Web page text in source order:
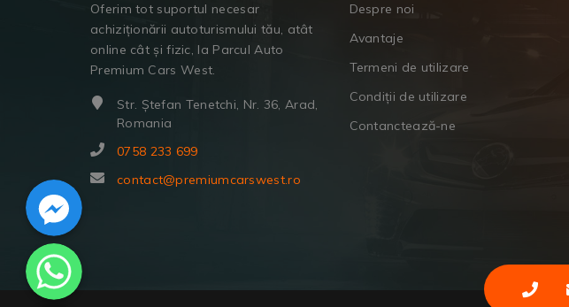
Oferim tot suportul necesar
achiziționării autoturismului tău, atât
online cât și fizic, la Parcul Auto
Premium Cars West.
Str. Ștefan Tenetchi, Nr. 36, Arad,
Romania
0758 233 699
contact@premiumcarswest.ro
Despre noi
Avantaje
Termeni de utilizare
Condiții de utilizare
Contanctează-ne
Facebook Messenger
WhatsApp